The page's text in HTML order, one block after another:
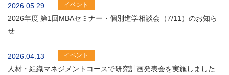
2026.05.29 イベント
2026年度 第1回MBAセミナー・個別進学相談会（7/11）のお知ら
せ
2026.04.13 イベント
人材・組織マネジメントコースで研究計画発表会を実施しました